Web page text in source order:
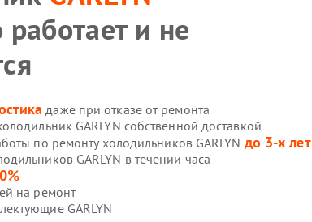
и не
даже при отказе от ремонта
GARLYN собственной доставкой
по ремонту холодильников GARLYN до 3-х лет
GARLYN в течении часа
на ремонт
GARLYN